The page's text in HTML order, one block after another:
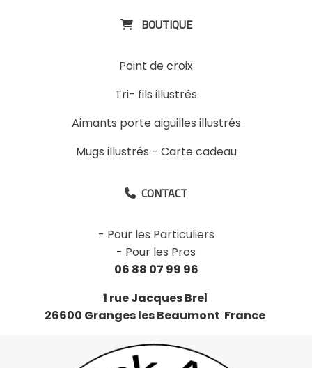
 BOUTIQUE
Point de croix
Tri- fils illustrés
Aimants porte aiguilles illustrés
Mugs illustrés - Carte cadeau
 CONTACT
- Pour les Particuliers
- Pour les Pros
06 88 07 99 96
1 rue Jacques Brel
26600 Granges les Beaumont France